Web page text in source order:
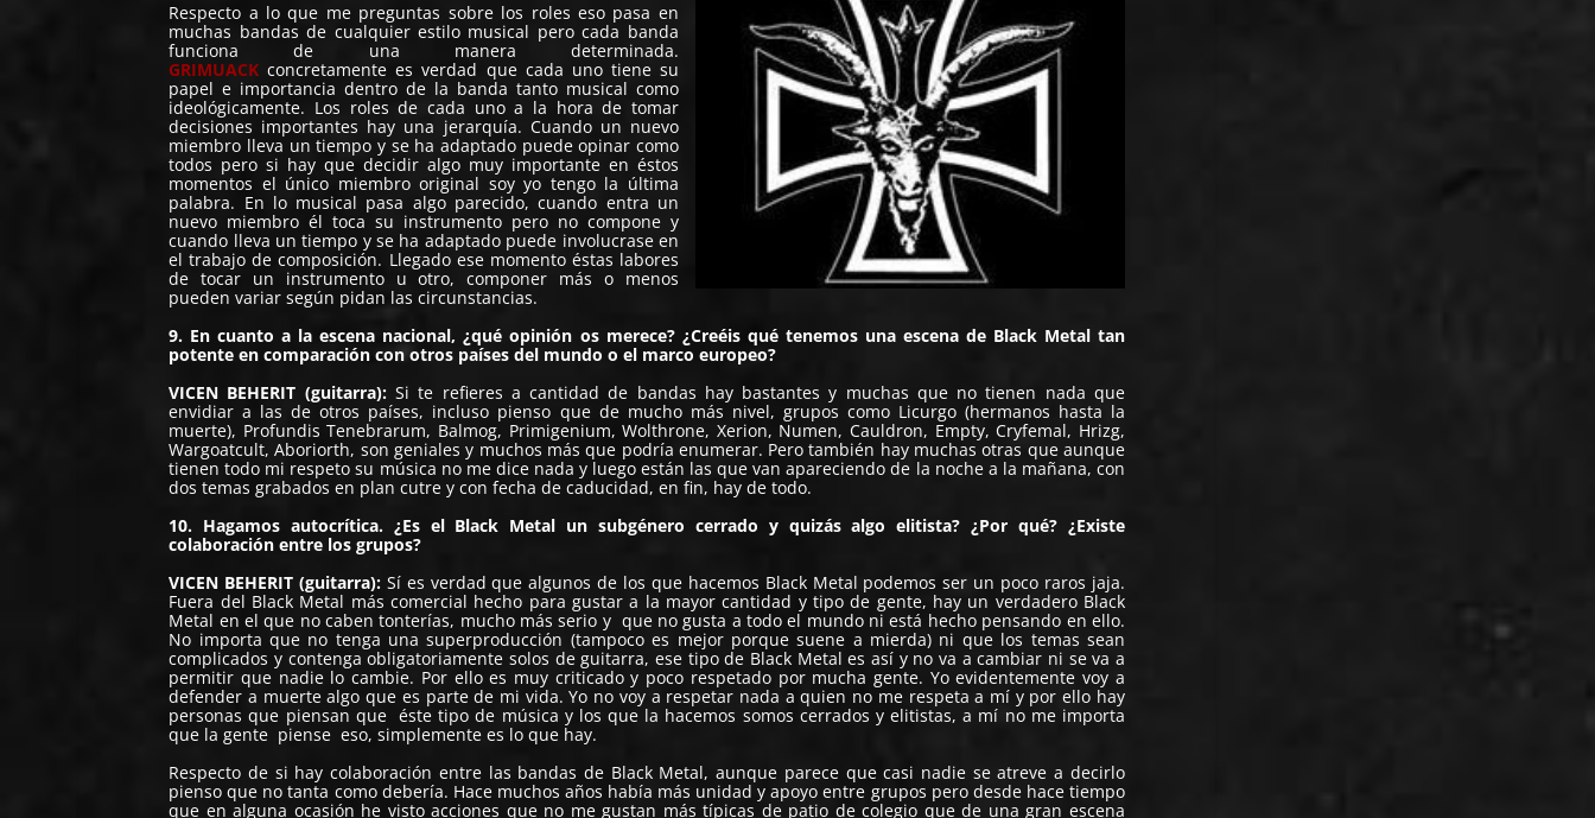
Respecto a lo que me preguntas sobre los roles eso pasa en
muchas bandas de cualquier estilo musical pero cada banda
funciona de una manera determinada.
GRIMUACK concretamente es verdad que cada uno tiene su
papel e importancia dentro de la banda tanto musical como
ideológicamente. Los roles de cada uno a la hora de tomar
decisiones importantes hay una jerarquía. Cuando un nuevo
miembro lleva un tiempo y se ha adaptado puede opinar como
todos pero si hay que decidir algo muy importante en éstos
momentos el único miembro original soy yo tengo la última
palabra. En lo musical pasa algo parecido, cuando entra un
nuevo miembro él toca su instrumento pero no compone y
cuando lleva un tiempo y se ha adaptado puede involucrase en
el trabajo de composición. Llegado ese momento éstas labores
de tocar un instrumento u otro, componer más o menos
pueden variar según pidan las circunstancias.
9. En cuanto a la escena nacional, ¿qué opinión os merece? ¿Creéis qué tenemos una escena de Black Metal tan
potente en comparación con otros países del mundo o el marco europeo?
VICEN BEHERIT (guitarra):Si te refieres a cantidad de bandas hay bastantes y muchas que no tienen nada que
envidiar a las de otros países, incluso pienso que de mucho más nivel, grupos como Licurgo (hermanos hasta la
muerte), Profundis Tenebrarum, Balmog, Primigenium, Wolthrone, Xerion, Numen, Cauldron, Empty, Cryfemal, Hrizg,
Wargoatcult, Aboriorth, son geniales y muchos más que podría enumerar. Pero también hay muchas otras que aunque
tienen todo mi respeto su música no me dice nada y luego están las que van apareciendo de la noche a la mañana, con
dos temas grabados en plan cutre y con fecha de caducidad, en fin, hay de todo.
10. Hagamos autocrítica. ¿Es el Black Metal un subgénero cerrado y quizás algo elitista? ¿Por qué? ¿Existe
colaboración entre los grupos?
VICEN BEHERIT (guitarra):Sí es verdad que algunos de los que hacemos Black Metal podemos ser un poco raros jaja.
Fuera del Black Metal más comercial hecho para gustar a la mayor cantidad y tipo de gente, hay un verdadero Black
Metal en el que no caben tonterías, mucho más serio y que no gusta a todo el mundo ni está hecho pensando en ello.
No importa que no tenga una superproducción (tampoco es mejor porque suene a mierda) ni que los temas sean
complicados y contenga obligatoriamente solos de guitarra, ese tipo de Black Metal es así y no va a cambiar ni se va a
permitir que nadie lo cambie. Por ello es muy criticado y poco respetado por mucha gente. Yo evidentemente voy a
defender a muerte algo que es parte de mi vida. Yo no voy a respetar nada a quien no me respeta a mí y por ello hay
personas que piensan que éste tipo de música y los que la hacemos somos cerrados y elitistas, a mí no me importa
que la gente piense eso, simplemente es lo que hay.
Respecto de si hay colaboración entre las bandas de Black Metal, aunque parece que casi nadie se atreve a decirlo
pienso que no tanta como debería. Hace muchos años había más unidad y apoyo entre grupos pero desde hace tiempo
que en alguna ocasión he visto acciones que no me gustan más típicas de patio de colegio que de una gran escena